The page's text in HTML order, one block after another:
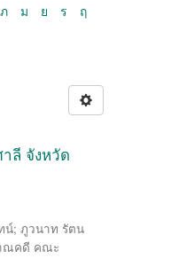
ภ ม ย ร
ฤ
ลี จังหวัด
น์;ภูวนาท รัตน
ณคดี คณะ